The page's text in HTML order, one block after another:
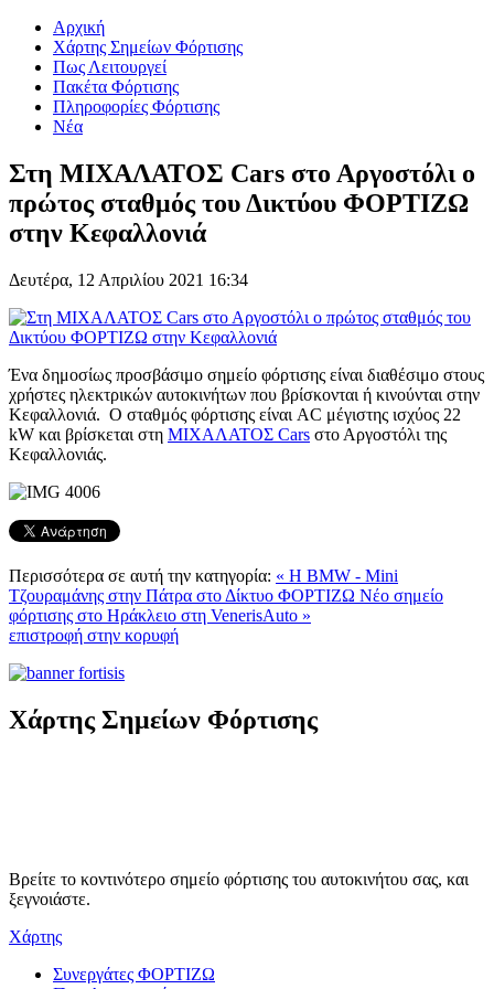
Αρχική
Χάρτης Σημείων Φόρτισης
Πως Λειτουργεί
Πακέτα Φόρτισης
Πληροφορίες Φόρτισης
Νέα
Στη ΜΙΧΑΛΑΤΟΣ Cars στο Αργοστόλι ο
πρώτος σταθμός του Δικτύου ΦΟΡΤΙΖΩ
στην Κεφαλλονιά
Δευτέρα, 12 Απριλίου 2021 16:34
Ένα δημοσίως προσβάσιμο σημείο φόρτισης είναι διαθέσιμο στους
χρήστες ηλεκτρικών αυτοκινήτων που βρίσκονται ή κινούνται στην
Κεφαλλονιά. Ο σταθμός φόρτισης είναι AC μέγιστης ισχύος 22
kW και βρίσκεται στη ΜΙΧΑΛΑΤΟΣ Cars στο Αργοστόλι της
Κεφαλλονιάς.
Περισσότερα σε αυτή την κατηγορία: « Η BMW - Mini
Tζουραμάνης στην Πάτρα στο Δίκτυο ΦΟΡΤΙΖΩ Νέο σημείο
φόρτισης στο Ηράκλειο στη VenerisAuto »
επιστροφή στην κορυφή
Χάρτης Σημείων Φόρτισης
Βρείτε το κοντινότερο σημείο φόρτισης του αυτοκινήτου σας, και
ξεγνοιάστε.
Χάρτης
Συνεργάτες ΦΟΡΤΙΖΩ